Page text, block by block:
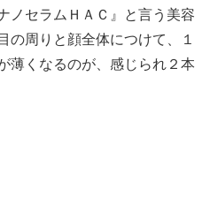
ノセラムＨＡＣ』と言う美容
の周りと顔全体につけて、１
薄くなるのが、感じられ２本